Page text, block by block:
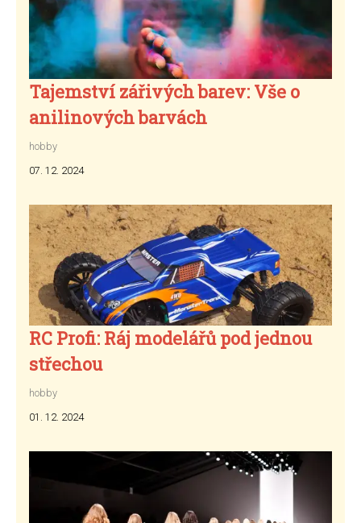
Tajemství zářivých barev: Vše o
anilinových barvách
hobby
07. 12. 2024
RC Profi: Ráj modelářů pod jednou
střechou
hobby
01. 12. 2024